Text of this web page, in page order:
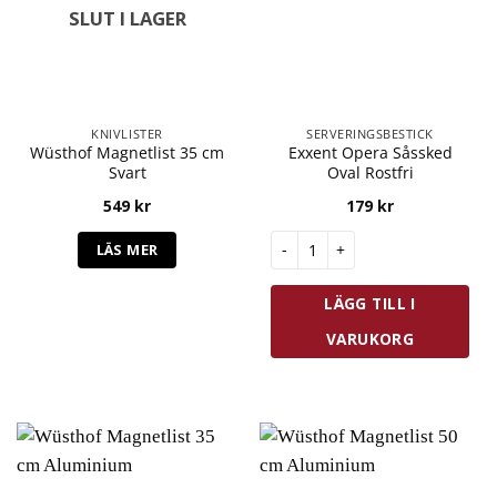
SLUT I LAGER
KNIVLISTER
Wüsthof Magnetlist 35 cm
Svart
549 kr
LÄS MER
SERVERINGSBESTICK
Exxent Opera Såssked
Oval Rostfri
179 kr
LÄGG TILL I
VARUKORG